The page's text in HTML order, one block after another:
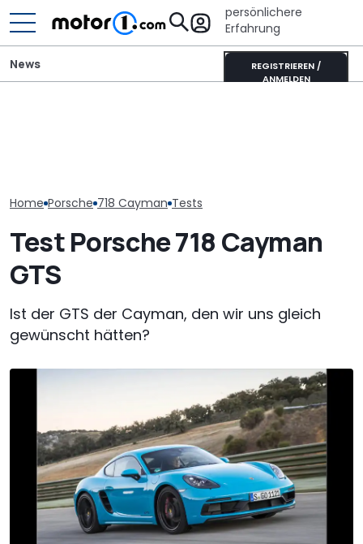
persönlichere
Erfahrung
REGISTRIEREN /
ANMELDEN
News
Home Porsche 718 Cayman Tests
Test Porsche 718 Cayman
GTS
Ist der GTS der Cayman, den wir uns gleich
gewünscht hätten?